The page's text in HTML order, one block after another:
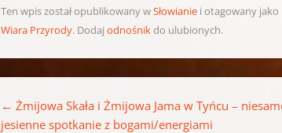
Ten wpis został opublikowany wSłowianie i otagowany jako
Wiara Przyrody. Dodajodnośnikdo ulubionych.
← Żmijowa Skała i Żmijowa Jama w Tyńcu –
jesienne spotkanie z bogami/energiami